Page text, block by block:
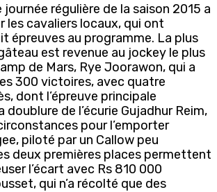
journée régulière de la saison 2015 a
les cavaliers locaux, qui ont
épreuves au programme. La plus
est revenue au jockey le plus
de Mars, Rye Joorawon, qui a
300 victoires, avec quatre
dont l’épreuve principale
doublure de l’écurie Gujadhur Reim,
pour l’emporter
piloté par un Callow peu
deux premières places permettent
l’écart avec Rs 810 000
qui n’a récolté que des